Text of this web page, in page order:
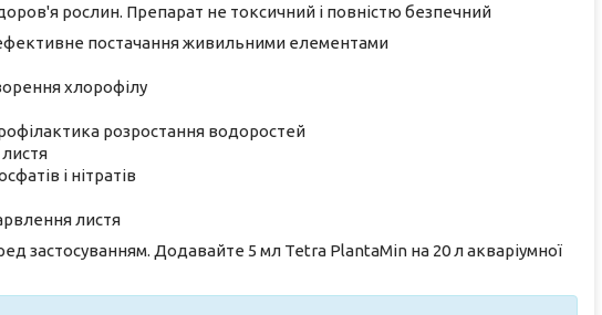
рослин. Препарат не токсичний і повністю безпечний
постачання живильними елементами
хлорофілу
розростання водоростей
і нітратів
листя
застосуванням. Додавайте 5 мл Tetra PlantaMin на 20 л акваріумної